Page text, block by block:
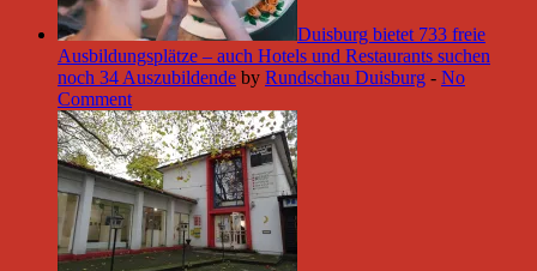
Duisburg bietet 733 freie
Ausbildungsplätze – auch Hotels und Restaurants suchen
noch 34 Auszubildende by Rundschau Duisburg - No
Comment